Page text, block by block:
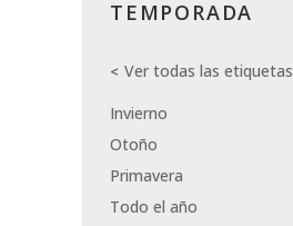
TEMPORADA
Ver todas las etiquetas
Invierno
Otoño
Primavera
Todo el año